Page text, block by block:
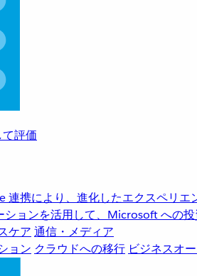
評価
連携により、進化したエクスペリエ
ョンを活用して、Microsoft への投
ケア 通信・メディア
ョン クラウドへの移行 ビジネスオ